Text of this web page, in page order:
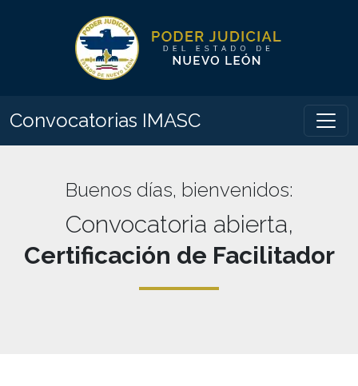
Convocatorias IMASC
Buenos días, bienvenidos:
Convocatoria abierta,
Certificación de Facilitador